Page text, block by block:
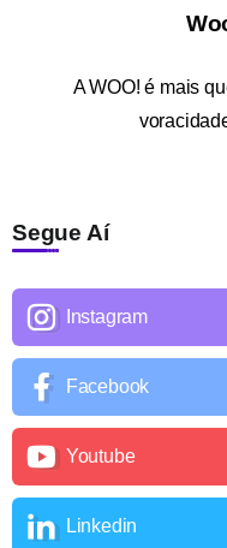
AWOO! é mais
Segue Aí
Instagram
Facebook
Youtube
Linkedin